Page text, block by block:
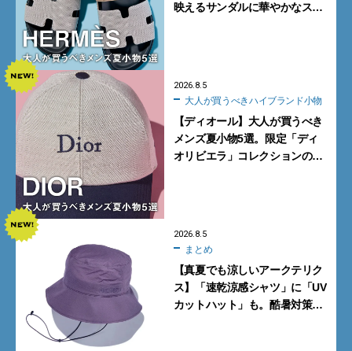
映えるサンダルに華やかなス
2026.8.5
大人が買うべきハイブランド小物
【ディオール】大人が買うべき
メンズ夏小物5選。限定「ディ
オリビエラ」コレクションの
2026.8.5
まとめ
【真夏でも涼しいアークテリク
ス】「速乾涼感シャツ」に「UV
カットハット」も。酷暑対策に